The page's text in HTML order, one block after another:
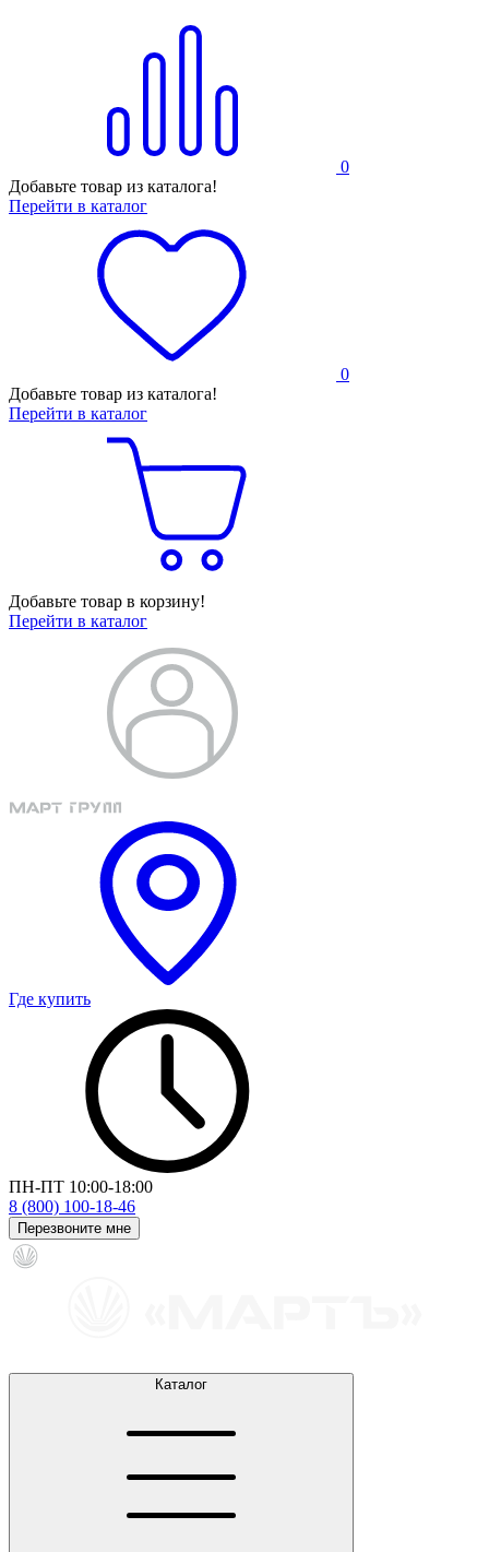
0
Добавьте товар из каталога!
Перейти в каталог
0
Добавьте товар из каталога!
Перейти в каталог
Добавьте товар в корзину!
Перейти в каталог
Где купить
ПН-ПТ 10:00-18:00
8 (800) 100-18-46
Перезвоните мне
Каталог